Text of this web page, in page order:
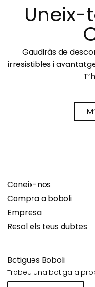
Uneix-
Gaudiràs de
irresistibles i
Coneix-nos
Compra a boboli
Empresa
Resol els teus dubtes
Botigues Boboli
Trobeu una botiga a